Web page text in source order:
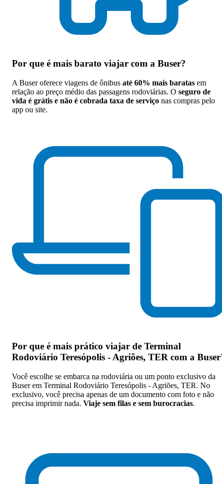
Por que é mais barato viajar com a Buser?
A Buser oferece viagens de ônibus até 60% mais baratas em
relação ao preço médio das passagens rodoviárias. O seguro de
vida é grátis e não é cobrada taxa de serviço nas compras pelo
app ou site.
Por que é mais prático viajar de Terminal
Rodoviário Teresópolis - Agriões, TER com a Buser
Você escolhe se embarca na rodoviária ou um ponto exclusivo da
Buser em Terminal Rodoviário Teresópolis - Agriões, TER. No
exclusivo, você precisa apenas de um documento com foto e não
precisa imprimir nada. Viaje sem filas e sem burocracias.